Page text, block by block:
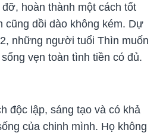
hoàn thành một cách tốt
cũng dồi dào không kém. Dự
những người tuổi Thìn muốn
vẹn toàn tình tiền có đủ.
độc lập, sáng tạo và có khả
của chinh mình. Họ không